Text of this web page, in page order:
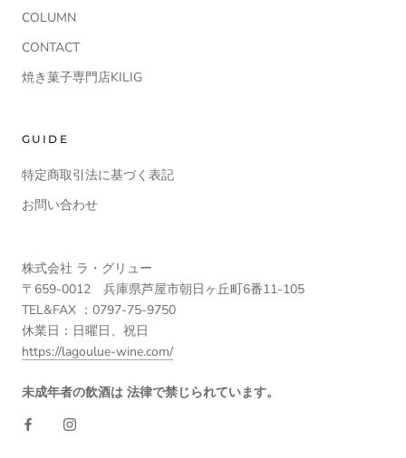
COLUMN
CONTACT
焼き菓子専門店KILIG
GUIDE
特定商取引法に基づく表記
お問い合わせ
株式会社 ラ・グリュー
〒659-0012 兵庫県芦屋市朝日ヶ丘町6番11-105
TEL&FAX ：0797-75-9750
休業日：日曜日、祝日
https://lagoulue-wine.com/
未成年者の飲酒は 法律で禁じられています。